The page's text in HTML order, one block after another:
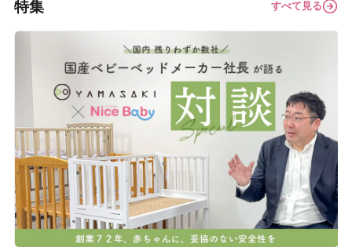
特集 すべて見る